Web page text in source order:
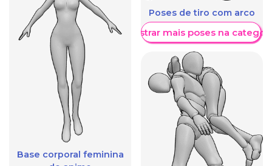
Base corporal feminina
Poses de tiro com arco
Mostrar mais poses na